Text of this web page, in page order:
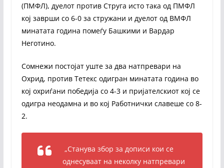
(ПМФЛ), дуелот против Струга исто така од ПМФЛ
кој заврши со 6-0 за стружани и дуелот од ВМФЛ
минатата година помеѓу Башкими и Вардар
Неготино.
Сомнежи постојат уште за два натпревари на
Охрид, против Тетекс одигран минатата година во
кој охриѓани победија со 4-3 и пријателскиот кој се
одигра неодамна и во кој Работнички славеше со 8-
2.
„Станува збор за дописи кои се
однесуваат на неколку натпревари